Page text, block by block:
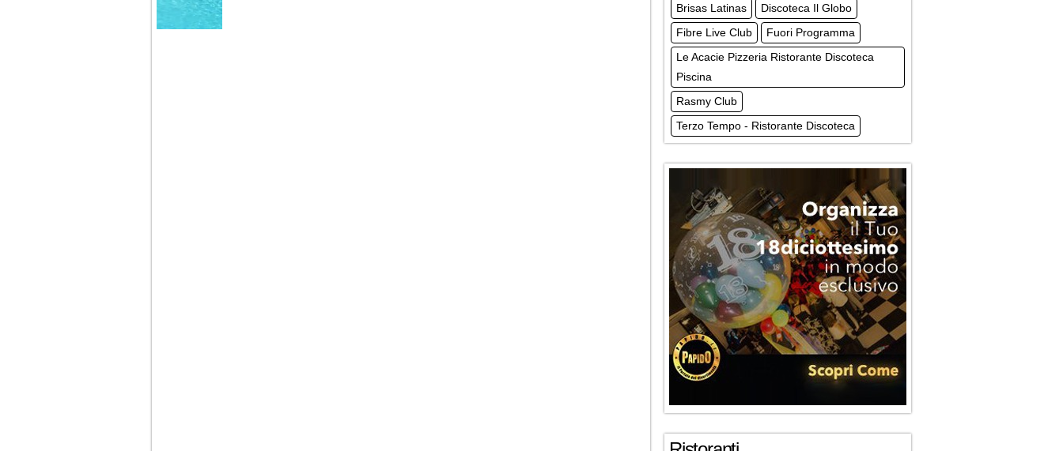
Brisas Latinas
Discoteca Il Globo
Fibre Live Club
Fuori Programma
Le Acacie Pizzeria Ristorante Discoteca
Piscina
Rasmy Club
Terzo Tempo - Ristorante Discoteca